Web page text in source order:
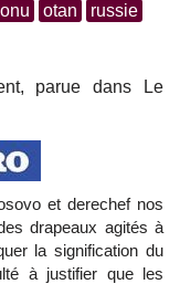
onu otan
russie
parue dans Le
et derechef nos
drapeaux agités à
la signification du
à justifier que les